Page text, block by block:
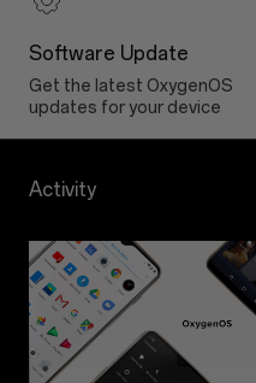
Software Update
Get the latest OxygenOS
updates for your device
Activity